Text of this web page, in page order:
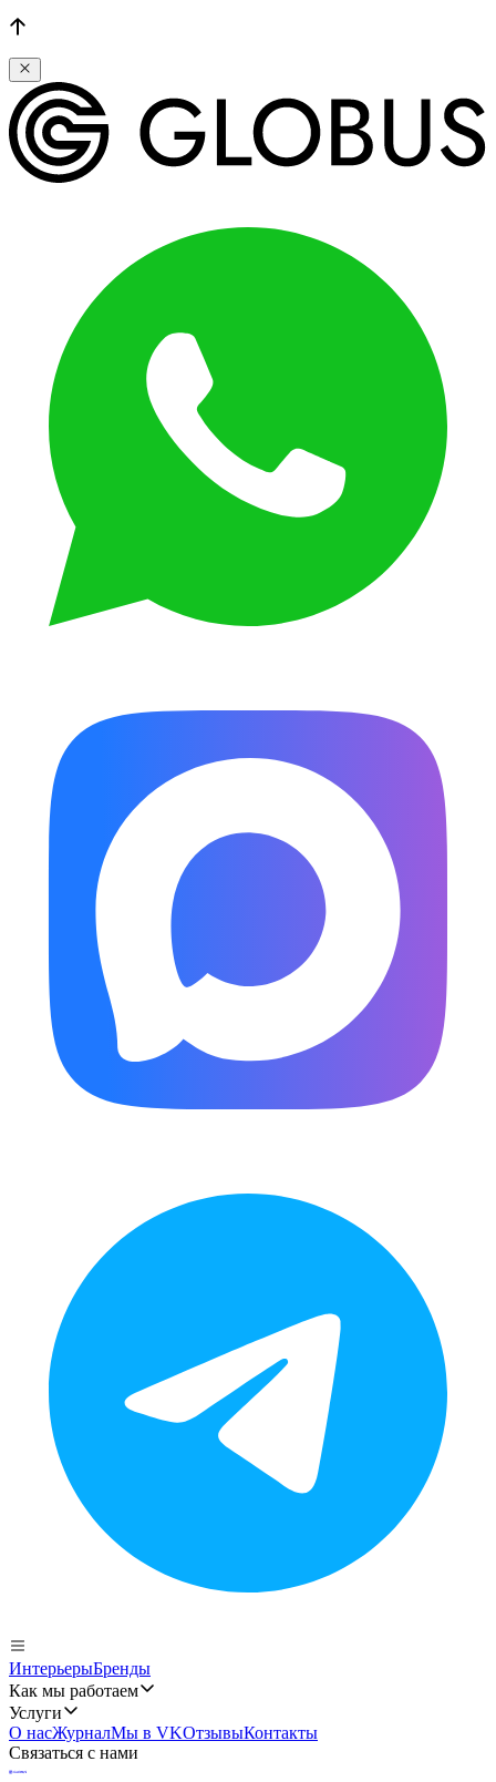
ИнтерьерыБренды
Как мы работаем
Услуги
О насЖурналМы в VKОтзывыКонтакты
Связаться с нами